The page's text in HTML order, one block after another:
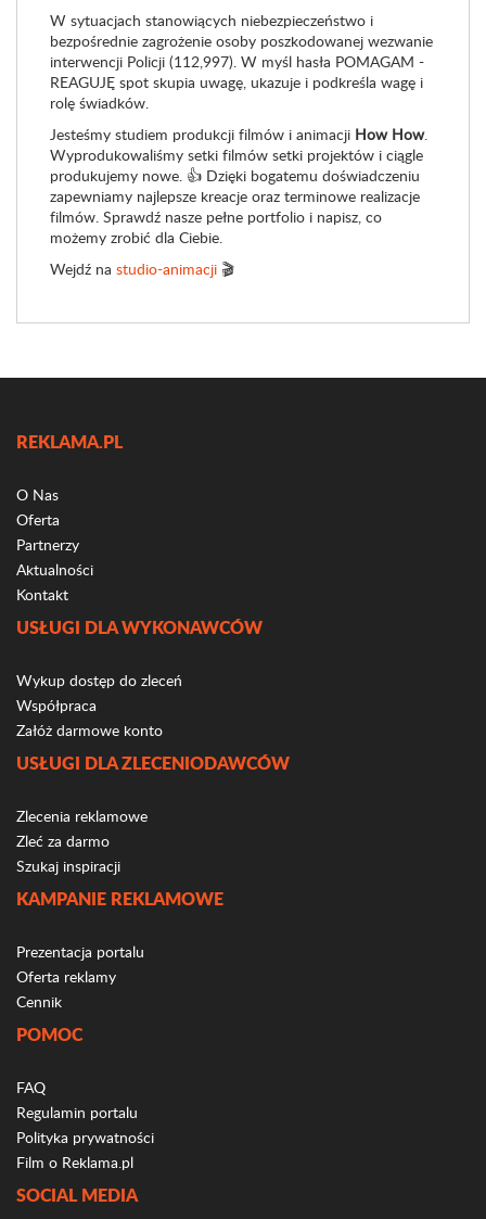
W sytuacjach stanowiących niebezpieczeństwo i
bezpośrednie zagrożenie osoby poszkodowanej wezwanie
interwencji Policji (112,997). W myśl hasła POMAGAM -
REAGUJĘ spot skupia uwagę, ukazuje i podkreśla wagę i
rolę świadków.
Jesteśmy studiem produkcji filmów i animacji How How.
Wyprodukowaliśmy setki filmów setki projektów i ciągle
produkujemy nowe. 👍 Dzięki bogatemu doświadczeniu
zapewniamy najlepsze kreacje oraz terminowe realizacje
filmów. Sprawdź nasze pełne portfolio i napisz, co
możemy zrobić dla Ciebie.
Wejdź na studio-animacji 🎬
REKLAMA.PL
O Nas
Oferta
Partnerzy
Aktualności
Kontakt
USŁUGI DLA WYKONAWCÓW
Wykup dostęp do zleceń
Współpraca
Załóż darmowe konto
USŁUGI DLA ZLECENIODAWCÓW
Zlecenia reklamowe
Zleć za darmo
Szukaj inspiracji
KAMPANIE REKLAMOWE
Prezentacja portalu
Oferta reklamy
Cennik
POMOC
FAQ
Regulamin portalu
Polityka prywatności
Film o Reklama.pl
SOCIAL MEDIA